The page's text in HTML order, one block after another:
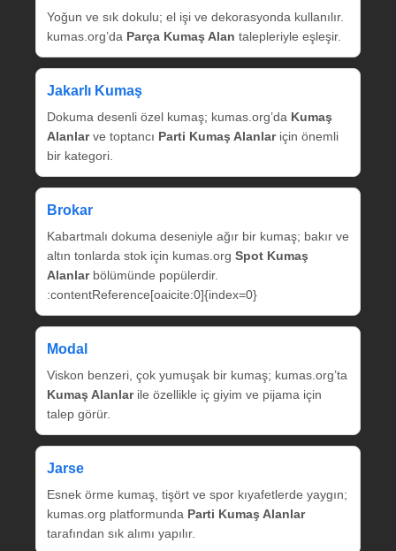
Yoğun ve sık dokulu; el işi ve dekorasyonda kullanılır.
kumas.org’da Parça Kumaş Alan talepleriyle eşleşir.
Jakarlı Kumaş
Dokuma desenli özel kumaş; kumas.org’da Kumaş
Alanlarve toptancı Parti Kumaş Alanlariçin önemli
bir kategori.
Brokar
Kabartmalı dokuma deseniyle ağır bir kumaş; bakır ve
altın tonlarda stok için kumas.org Spot Kumaş
Alanlarbölümünde popülerdir.
:contentReference[oaicite:0]{index=0}
Modal
Viskon benzeri, çok yumuşak bir kumaş; kumas.org’ta
Kumaş Alanlarile özellikle iç giyim ve pijama için
talep görür.
Jarse
Esnek örme kumaş, tişört ve spor kıyafetlerde yaygın;
kumas.org platformunda Parti Kumaş Alanlar
tarafından sık alımı yapılır.